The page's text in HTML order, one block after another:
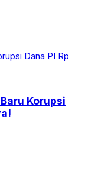
Korupsi